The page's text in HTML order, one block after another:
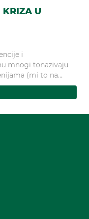
KRIZA U
i
mnogi tonazivaju
(mi to na
tr